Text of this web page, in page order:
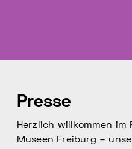
Presse
Herzlich willkommen im
Museen Freiburg –